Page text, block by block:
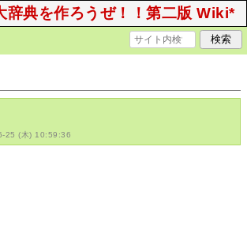
辞典を作ろうぜ！！第二版 Wiki*
25 (木) 10:59:36